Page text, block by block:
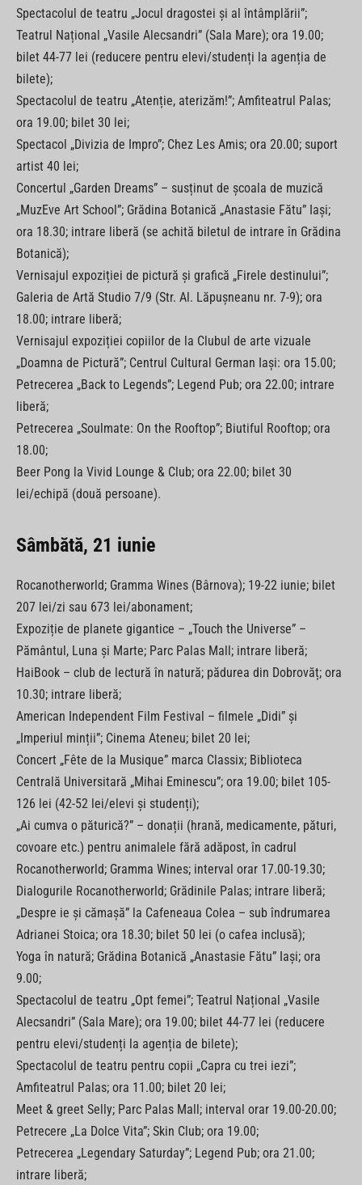
Spectacolul de teatru „Jocul dragostei și al întâmplării”;
Teatrul Național „Vasile Alecsandri” (Sala Mare); ora 19.00;
bilet 44-77 lei (reducere pentru elevi/studenți la agenția de
bilete);
Spectacolul de teatru „Atenție, aterizăm!”; Amfiteatrul Palas;
ora 19.00; bilet 30 lei;
Spectacol „Divizia de Impro”; Chez Les Amis; ora 20.00; suport
artist 40 lei;
Concertul „Garden Dreams” – susținut de școala de muzică
„MuzEve Art School”; Grădina Botanică „Anastasie Fătu” Iași;
ora 18.30; intrare liberă (se achită biletul de intrare în Grădina
Botanică);
Vernisajul expoziției de pictură și grafică „Firele destinului”;
Galeria de Artă Studio 7/9 (Str. Al. Lăpușneanu nr. 7-9); ora
18.00; intrare liberă;
Vernisajul expoziției copiilor de la Clubul de arte vizuale
„Doamna de Pictură”; Centrul Cultural German Iași: ora 15.00;
Petrecerea „Back to Legends”; Legend Pub; ora 22.00; intrare
liberă;
Petrecerea „Soulmate: On the Rooftop”; Biutiful Rooftop; ora
18.00;
Beer Pong la Vivid Lounge & Club; ora 22.00; bilet 30
lei/echipă (două persoane).
Sâmbătă, 21 iunie
Rocanotherworld; Gramma Wines (Bârnova); 19-22 iunie; bilet
207 lei/zi sau 673 lei/abonament;
Expoziție de planete gigantice – „Touch the Universe” –
Pământul, Luna și Marte; Parc Palas Mall; intrare liberă;
HaiBook – club de lectură în natură; pădurea din Dobrovăț; ora
10.30; intrare liberă;
American Independent Film Festival – filmele „Didi” și
„Imperiul minții”; Cinema Ateneu; bilet 20 lei;
Concert „Fête de la Musique” marca Classix; Biblioteca
Centrală Universitară „Mihai Eminescu”; ora 19.00; bilet 105-
126 lei (42-52 lei/elevi și studenți);
„Ai cumva o păturică?” – donații (hrană, medicamente, pături,
covoare etc.) pentru animalele fără adăpost, în cadrul
Rocanotherworld; Gramma Wines; interval orar 17.00-19.30;
Dialogurile Rocanotherworld; Grădinile Palas; intrare liberă;
„Despre ie și cămașă” la Cafeneaua Colea – sub îndrumarea
Adrianei Stoica; ora 18.30; bilet 50 lei (o cafea inclusă);
Yoga în natură; Grădina Botanică „Anastasie Fătu” Iași; ora
9.00;
Spectacolul de teatru „Opt femei”; Teatrul Național „Vasile
Alecsandri” (Sala Mare); ora 19.00; bilet 44-77 lei (reducere
pentru elevi/studenți la agenția de bilete);
Spectacolul de teatru pentru copii „Capra cu trei iezi”;
Amfiteatrul Palas; ora 11.00; bilet 20 lei;
Meet & greet Selly; Parc Palas Mall; interval orar 19.00-20.00;
Petrecere „La Dolce Vita”; Skin Club; ora 19.00;
Petrecerea „Legendary Saturday”; Legend Pub; ora 21.00;
intrare liberă;